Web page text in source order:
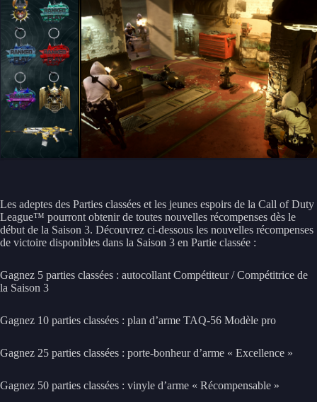
Les adeptes des Parties classées et les jeunes espoirs de la Call of Duty
League™ pourront obtenir de toutes nouvelles récompenses dès le
début de la Saison 3. Découvrez ci-dessous les nouvelles récompenses
de victoire disponibles dans la Saison 3 en Partie classée :
Gagnez 5 parties classées : autocollant Compétiteur / Compétitrice de
la Saison 3
Gagnez 10 parties classées : plan d’arme TAQ-56 Modèle pro
Gagnez 25 parties classées : porte-bonheur d’arme « Excellence »
Gagnez 50 parties classées : vinyle d’arme « Récompensable »